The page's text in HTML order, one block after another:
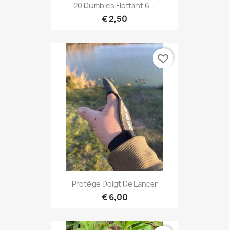
20 Dumbles Flottant 6...
€ 2,50
Protège Doigt De Lancer
€ 6,00
favorite_border